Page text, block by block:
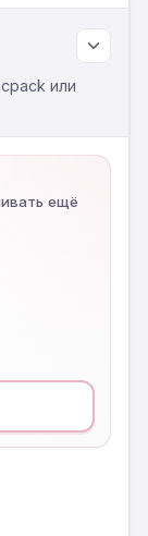
или
ещё